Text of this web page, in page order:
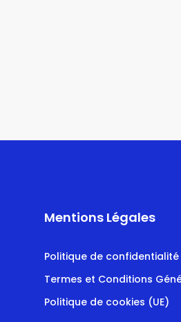
Mentions Légales
Politique de confidentialité
Termes et Conditions
Politique de cookies (UE)